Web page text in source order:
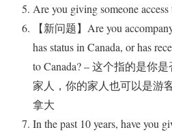
Are you giving someone
【新问题】Are you
has status in Canada, or has
to Canada? – 这个指的是你
家人，你的家人也可以是游
拿大
In the past 10 years, have you